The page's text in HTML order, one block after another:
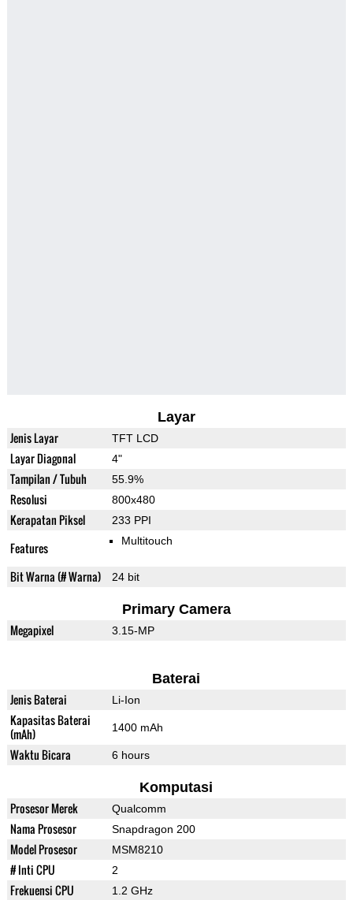
Layar
Jenis Layar TFT LCD
Layar Diagonal 4"
Tampilan / Tubuh 55.9%
Resolusi 800x480
Kerapatan Piksel 233 PPI
Features Multitouch
Bit Warna (# Warna) 24 bit
Primary Camera
Megapixel 3.15-MP
Baterai
Jenis Baterai Li-Ion
Kapasitas Baterai
(mAh)
1400 mAh
Waktu Bicara 6 hours
Komputasi
Prosesor Merek Qualcomm
Nama Prosesor Snapdragon 200
Model Prosesor MSM8210
# Inti CPU 2
Frekuensi CPU 1.2 GHz